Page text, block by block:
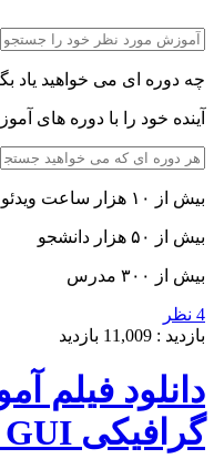
چه دوره ای می خواهید یاد
آینده خود را با دوره های
بیش از ۱۰ هزار ساعت ویدئوی آموزشی
بیش از ۵۰ هزار دانشجو
بیش از ۳۰۰ مدرس
4 نظر
بازدید : 11,009 بازدید
دانلود فیلم
گرافیکی GUI در متلب